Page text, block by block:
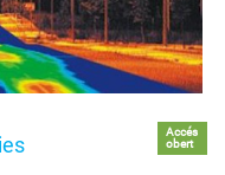
Accés
obert